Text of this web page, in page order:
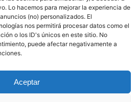
Lo hacemos para mejorar la experiencia de
(no) personalizados. El
nos permitirá procesar datos como el
o los ID's únicos en este sitio. No
puede afectar negativamente a
Aceptar
Política de cookies
WordPress